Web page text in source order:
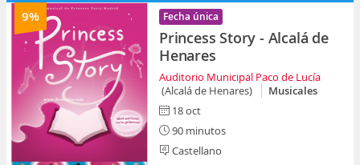
9% Fecha única
Princess Story - Alcalá de
Henares
Auditorio Municipal Paco de Lucía
(Alcalá de Henares)
Musicales
18 oct
90 minutos
Castellano